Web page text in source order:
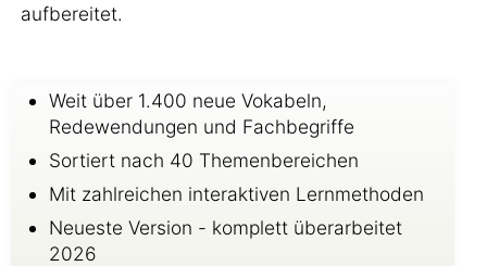
aufbereitet.
Weit über 1.400 neue Vokabeln,
Redewendungen und Fachbegriffe
Sortiert nach 40 Themenbereichen
Mit zahlreichen interaktiven Lernmethoden
Neueste Version - komplett überarbeitet
2026